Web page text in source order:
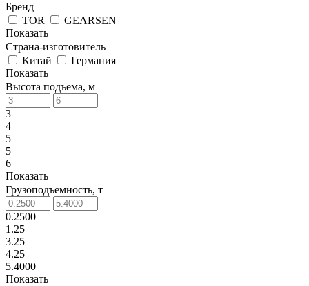
Бренд
TOR
GEARSEN
Показать
Страна-изготовитель
Китай
Германия
Показать
Высота подъема, м
3
4
5
5
6
Показать
Грузоподъемность, т
0.2500
1.25
3.25
4.25
5.4000
Показать